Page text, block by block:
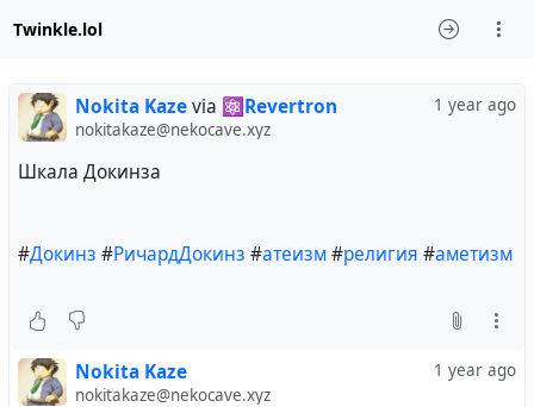
Twinkle.lol
1 year ago
Nokita Kazevia ⚛️Revertron
nokitakaze@nekocave.xyz
Шкала Докинза
#Докинз #РичардДокинз #атеизм#религия #аметизм
1 year ago
Nokita Kaze
nokitakaze@nekocave.xyz